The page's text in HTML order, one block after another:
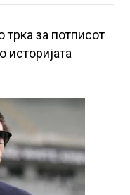
за потписот
историјата